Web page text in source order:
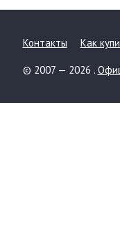
Контакты Как
© 2007 — 2026 .